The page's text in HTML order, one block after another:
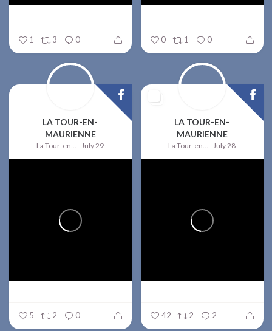
1 3 0 0 1 0
LA TOUR-EN-
MAURIENNE
July 29
5 2 0
LA TOUR-EN-
MAURIENNE
July 28
42 2 2